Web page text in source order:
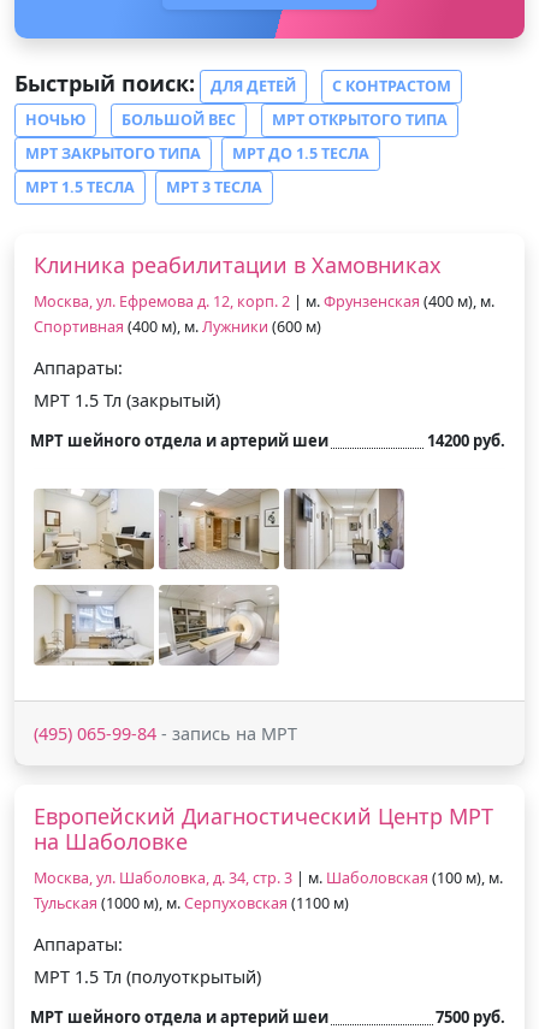
Быстрый поиск: ДЛЯ ДЕТЕЙ
С КОНТРАСТОМ
НОЧЬЮ
БОЛЬШОЙ ВЕС
МРТ ОТКРЫТОГО ТИПА
МРТ ЗАКРЫТОГО ТИПА
МРТ ДО 1.5 ТЕСЛА
МРТ 1.5 ТЕСЛА
МРТ 3 ТЕСЛА
Клиника реабилитации в Хамовниках
Москва, ул. Ефремова д. 12, корп. 2 | м.Фрунзенская (400 м), м.
Спортивная (400 м), м.Лужники (600 м)
Аппараты:
МРТ 1.5 Тл (закрытый)
МРТ шейного отдела и артерий шеи 14200 руб.
(495) 065-99-84 - запись на МРТ
Европейский Диагностический Центр МРТ
на Шаболовке
Москва, ул. Шаболовка, д. 34, стр. 3 | м. Шаболовская (100 м), м.
Тульская (1000 м), м.Серпуховская (1100 м)
Аппараты:
МРТ 1.5 Тл (полуоткрытый)
МРТ шейного отдела и артерий шеи 7500 руб.